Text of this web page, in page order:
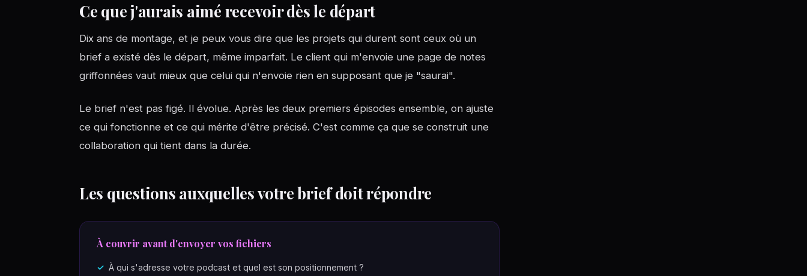
Ce que j'aurais aimé recevoir dès le départ
Dix ans de montage, et je peux vous dire que les projets qui durent sont ceux où un
brief a existé dès le départ, même imparfait. Le client qui m'envoie une page de notes
griffonnées vaut mieux que celui qui n'envoie rien en supposant que je "saurai".
Le brief n'est pas figé. Il évolue. Après les deux premiers épisodes ensemble, on ajuste
ce qui fonctionne et ce qui mérite d'être précisé. C'est comme ça que se construit une
collaboration qui tient dans la durée.
Les questions auxquelles votre brief doit répondre
À couvrir avant d'envoyer vos fichiers
À qui s'adresse votre podcast et quel est son positionnement ?